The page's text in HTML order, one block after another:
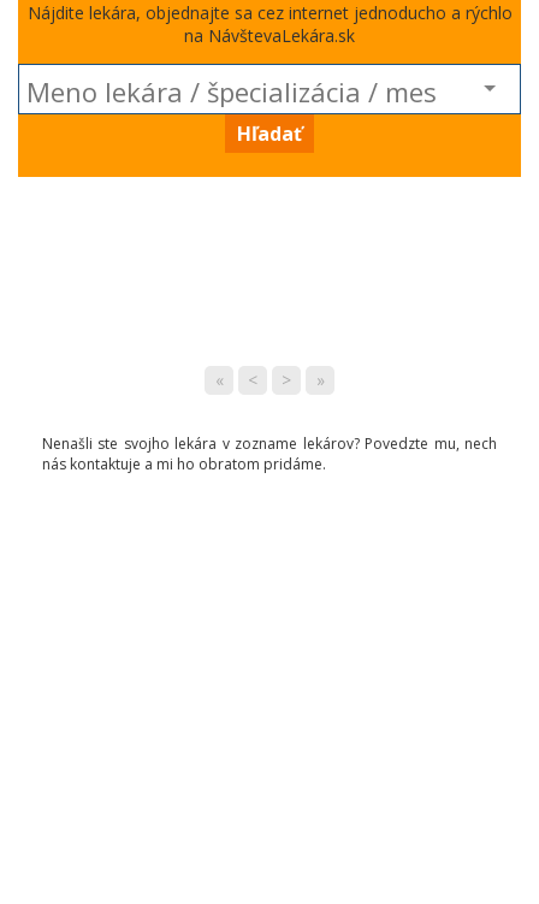
Nájdite lekára, objednajte sa cez internet jednoducho a rýchlo
na NávštevaLekára.sk
Hľadať
« < > »
Nenašli ste svojho lekára v zozname lekárov? Povedzte mu, nech
nás kontaktuje a mi ho obratom pridáme.